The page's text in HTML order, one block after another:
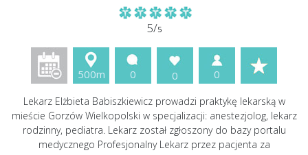
5/5
500m 0 0 0
Lekarz Elżbieta Babiszkiewicz prowadzi praktykę lekarską w
mieście Gorzów Wielkopolski w specjalizacji: anestezjolog, lekarz
rodzinny, pediatra. Lekarz został zgłoszony do bazy portalu
medycznego Profesjonalny Lekarz przez pacjenta za